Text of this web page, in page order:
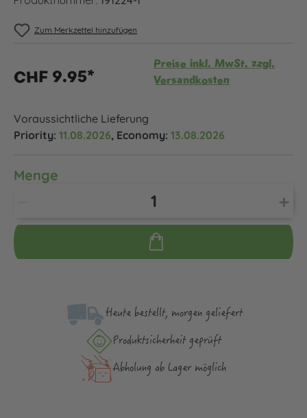
Zum Merkzettel hinzufügen
CHF 9.95*
Preise inkl. MwSt. zzgl.
Versandkosten
Voraussichtliche Lieferung
Priority: 11.08.2026, Economy: 13.08.2026
Menge
Heute bestellt, morgen geliefert
Produktsicher­heit geprüft
Abholung ab Lager möglich